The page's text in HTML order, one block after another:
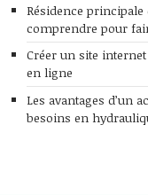
Résidence
comprendre pour
Créer un site
en ligne
Les avantages d’un
besoins en